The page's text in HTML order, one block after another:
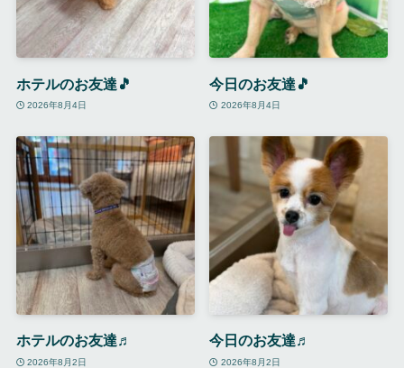
ホテルのお友達🎵
2026年8月4日
今日のお友達🎵
2026年8月4日
ホテルのお友達♬
2026年8月2日
今日のお友達♬
2026年8月2日